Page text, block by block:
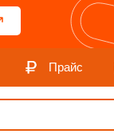
Прайс